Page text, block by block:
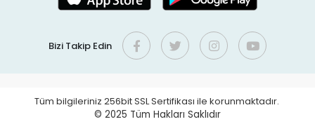
Bizi Takip Edin
Tüm bilgileriniz 256bit SSL Sertifikası ile korunmaktadır.
© 2025 Tüm Hakları Saklıdır